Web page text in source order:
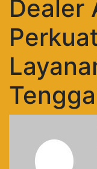
Dealer